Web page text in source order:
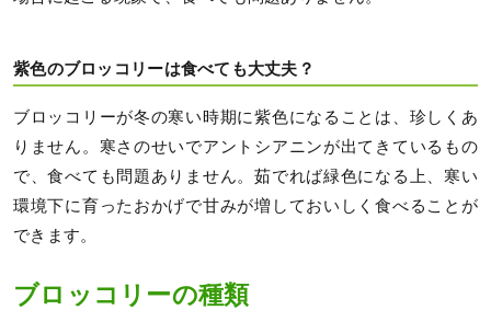
紫色のブロッコリーは食べても大丈夫？
ブロッコリーが冬の寒い時期に紫色になることは、珍しくあ
りません。寒さのせいでアントシアニンが出てきているもの
で、食べても問題ありません。茹でれば緑色になる上、寒い
環境下に育ったおかげで甘みが増しておいしく食べることが
できます。
ブロッコリーの種類